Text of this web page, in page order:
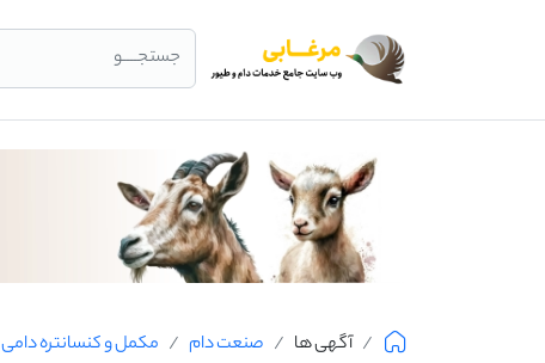
جستجــــو
آگهی ها صنعت دام مکمل و کنسانتره دامی